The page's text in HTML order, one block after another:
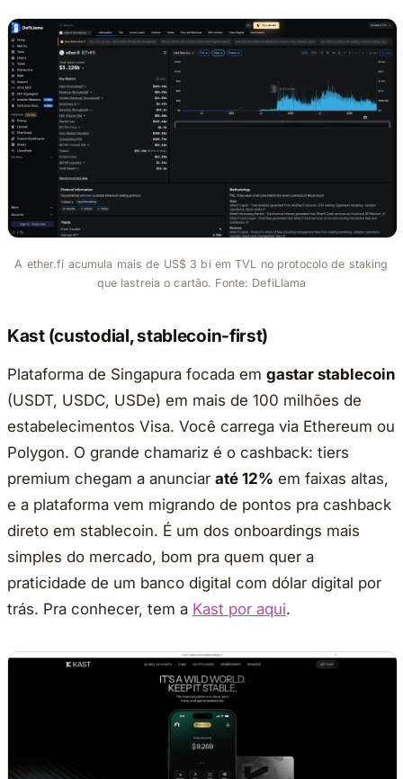
A ether.fi acumula mais de US$ 3 bi em TVL no protocolo de staking
que lastreia o cartão. Fonte: DefiLlama
Kast (custodial, stablecoin-first)
Plataforma de Singapura focada em gastar stablecoin
(USDT, USDC, USDe) em mais de 100 milhões de
estabelecimentos Visa. Você carrega via Ethereum ou
Polygon. O grande chamariz é o cashback: tiers
premium chegam a anunciar até 12% em faixas altas,
e a plataforma vem migrando de pontos pra cashback
direto em stablecoin. É um dos onboardings mais
simples do mercado, bom pra quem quer a
praticidade de um banco digital com dólar digital por
trás. Pra conhecer, tem a Kast por aqui.